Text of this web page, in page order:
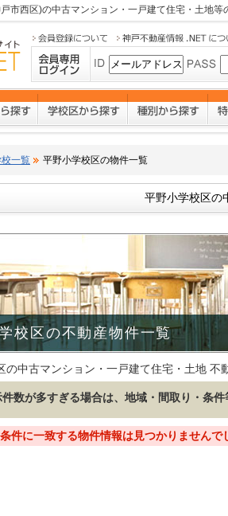
市西区)の中古マンション・一戸建て住宅・土地等
一覧 平野小学校区の物件一覧
平野小学校区の
校区の不動産物件一覧
の中古マンション・一戸建て住宅・土地 不
数が多すぎる場合は、地域・間取り・条件
件に一致する物件情報は見つかりませんで